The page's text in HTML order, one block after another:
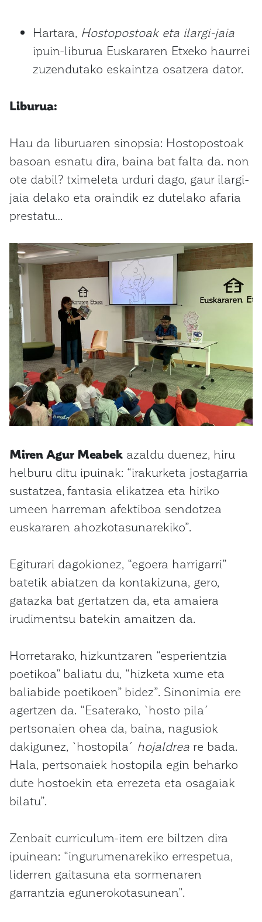
Hartara, Hostopostoak eta ilargi-jaia
ipuin-liburua Euskararen Etxeko haurrei
zuzendutako eskaintza osatzera dator.
Liburua:
Hau da liburuaren sinopsia: Hostopostoak
basoan esnatu dira, baina bat falta da. non
ote dabil? tximeleta urduri dago, gaur ilargi-
jaia delako eta oraindik ez dutelako afaria
prestatu…
Miren Agur Meabek azaldu duenez, hiru
helburu ditu ipuinak: “irakurketa jostagarria
sustatzea, fantasia elikatzea eta hiriko
umeen harreman afektiboa sendotzea
euskararen ahozkotasunarekiko”.
Egiturari dagokionez, “egoera harrigarri”
batetik abiatzen da kontakizuna, gero,
gatazka bat gertatzen da, eta amaiera
irudimentsu batekin amaitzen da.
Horretarako, hizkuntzaren “esperientzia
poetikoa” baliatu du, “hizketa xume eta
baliabide poetikoen” bidez”. Sinonimia ere
agertzen da. “Esaterako, `hosto pila´
pertsonaien ohea da, baina, nagusiok
dakigunez, `hostopila´ hojaldrea re bada.
Hala, pertsonaiek hostopila egin beharko
dute hostoekin eta errezeta eta osagaiak
bilatu”.
Zenbait curriculum-item ere biltzen dira
ipuinean: “ingurumenarekiko errespetua,
liderren gaitasuna eta sormenaren
garrantzia egunerokotasunean”.